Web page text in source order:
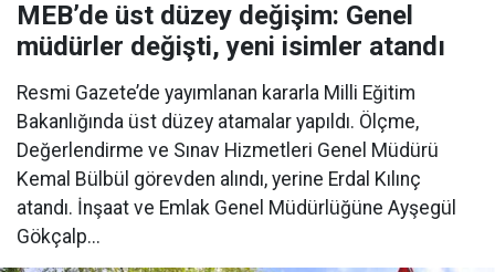
MEB’de üst düzey değişim: Genel
müdürler değişti, yeni isimler atandı
Resmi Gazete’de yayımlanan kararla Milli Eğitim
Bakanlığında üst düzey atamalar yapıldı. Ölçme,
Değerlendirme ve Sınav Hizmetleri Genel Müdürü
Kemal Bülbül görevden alındı, yerine Erdal Kılınç
atandı. İnşaat ve Emlak Genel Müdürlüğüne Ayşegül
Gökçalp...